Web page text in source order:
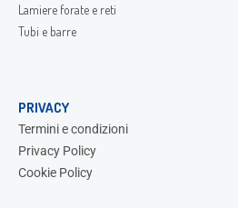
Lamiere forate e reti
Tubi e barre
PRIVACY
Termini e condizioni
Privacy Policy
Cookie Policy